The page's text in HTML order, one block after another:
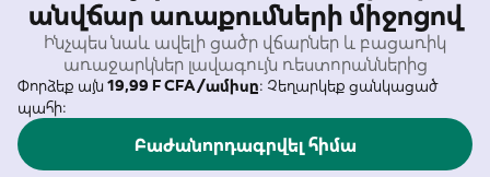
անվճար առաքումների միջոցով
Ինչպես նաև ավելի ցածր վճարներ և բացառիկ
առաջարկներ լավագույն ռեստորաններից
Փորձեք այն19,99 F CFA/ամիսը։ Չեղարկեք ցանկացած
պահի։
Բաժանորդագրվել հիմա